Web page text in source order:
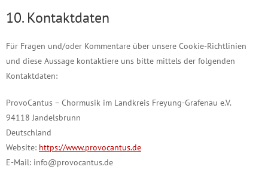
10. Kontaktdaten
Für Fragen und/oder Kommentare über unsere Cookie-Richtlinien
und diese Aussage kontaktiere uns bitte mittels der folgenden
Kontaktdaten:
ProvoCantus – Chormusik im Landkreis Freyung-Grafenau e.V.
94118 Jandelsbrunn
Deutschland
Website: https://www.provocantus.de
E-Mail: info@provocantus.de